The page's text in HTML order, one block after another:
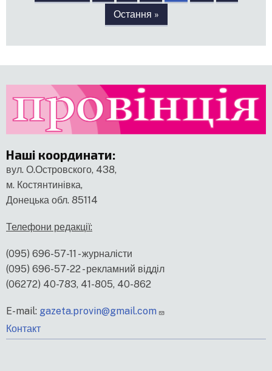
сторінки
сторінка
сторінка
сторінка
Остання
сторінка
Остання »
Наші координати:
вул. О.Островского, 438,
м. Костянтинівка,
Донецька обл. 85114
Телефони редакції:
(095) 696-57-11 - журналісти
(095) 696-57-22 - рекламний відділ
(06272) 40-783, 41-805, 40-862
E-mail: gazeta.provin@gmail.com
меню
Контакт